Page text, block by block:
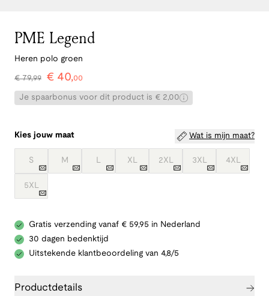
PME Legend
Heren polo groen
€79,99 € 40,00
Je spaarbonus voor dit product is € 2,00
Kies jouw maat Wat is mijn maat?
S M L XL 2XL 3XL 4XL
5XL
Gratis verzending vanaf € 59,95 in Nederland
30 dagen bedenktijd
Uitstekende klantbeoordeling van 4,8/5
Productdetails